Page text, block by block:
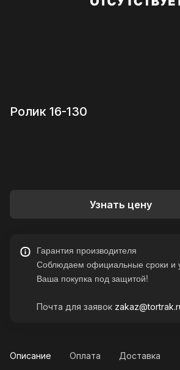
Ролик 16-130
Узнать цену
Гарантия производителя
Соблюдаем официальные сроки и
Ваша покупка под защитой!
Почта для заявок
Описание Оплата Доставка